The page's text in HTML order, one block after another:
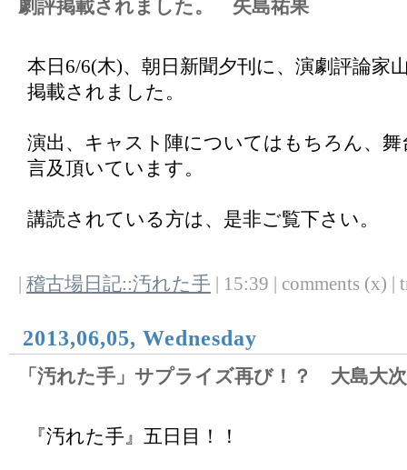
劇評掲載されました。 矢島祐果
本日6/6(木)、朝日新聞夕刊に、演劇評論家
掲載されました。
演出、キャスト陣についてはもちろん、舞
言及頂いています。
講読されている方は、是非ご覧下さい。
稽古場日記::汚れた手 | 15:39 | comments (x) |
2013,06,05, Wednesday
「汚れた手」サプライズ再び！？ 大島大
『汚れた手』五日目！！